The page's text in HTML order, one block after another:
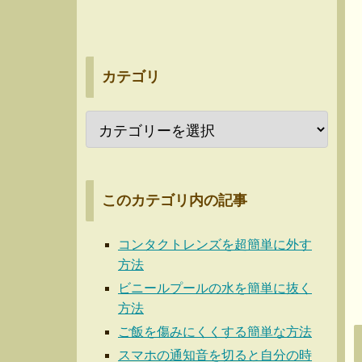
カテゴリ
このカテゴリ内の記事
コンタクトレンズを超簡単に外す
方法
ビニールプールの水を簡単に抜く
方法
ご飯を傷みにくくする簡単な方法
スマホの通知音を切ると自分の時